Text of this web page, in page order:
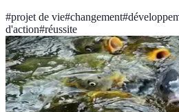
#projet de vie#changement#
d'action#réussite